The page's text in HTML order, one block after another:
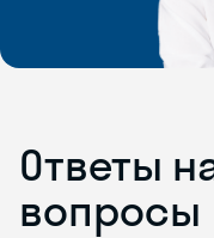
Ответы
вопросы